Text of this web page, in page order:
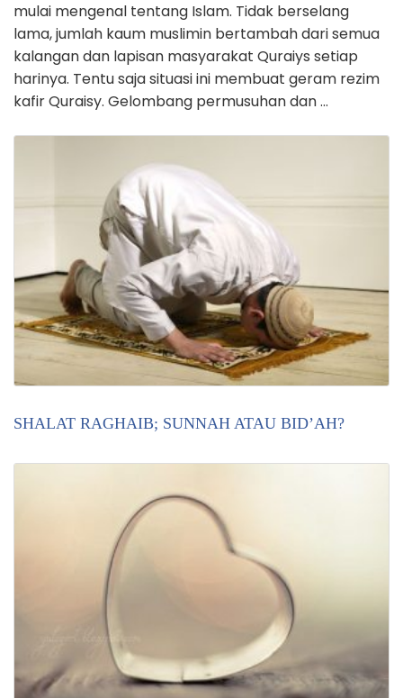
mulai mengenal tentang Islam. Tidak berselang
lama, jumlah kaum muslimin bertambah dari semua
kalangan dan lapisan masyarakat Quraiys setiap
harinya. Tentu saja situasi ini membuat geram rezim
kafir Quraisy. Gelombang permusuhan dan …
SHALAT RAGHAIB; SUNNAH ATAU BID’AH?